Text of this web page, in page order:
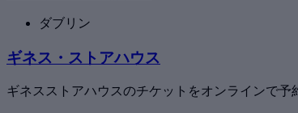
ダブリン
ギネス・ストアハウス
ギネスストアハウスのチケットをオンラインで